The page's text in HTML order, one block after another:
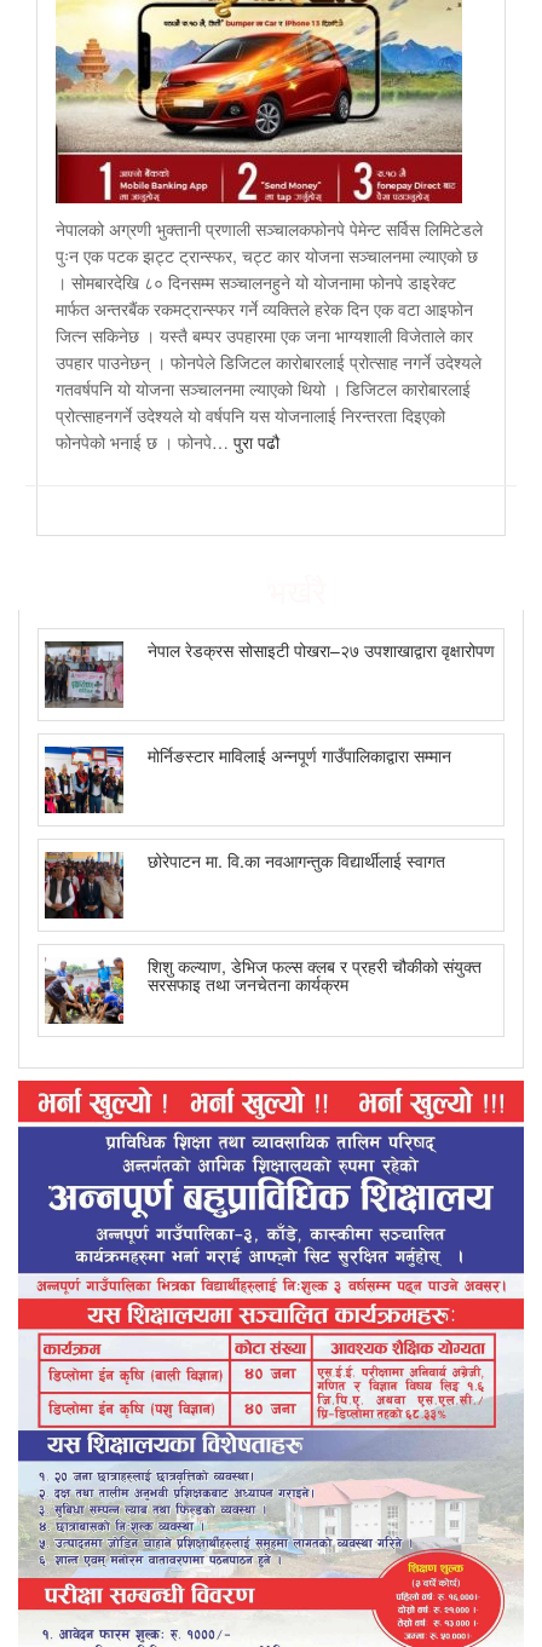
नेपालको अग्रणी भुक्तानी प्रणाली सञ्चालकफोनपे पेमेन्ट सर्विस लिमिटेडले
पुःन एक पटक झट्ट ट्रान्स्फर, चट्ट कार योजना सञ्चालनमा ल्याएको छ
। सोमबारदेखि ८० दिनसम्म सञ्चालनहुने यो योजनामा फोनपे डाइरेक्ट
मार्फत अन्तरबैंक रकमट्रान्स्फर गर्ने व्यक्तिले हरेक दिन एक वटा आइफोन
जित्न सकिनेछ । यस्तै बम्पर उपहारमा एक जना भाग्यशाली विजेताले कार
उपहार पाउनेछन् । फोनपेले डिजिटल कारोबारलाई प्रोत्साह नगर्ने उदेश्यले
गतवर्षपनि यो योजना सञ्चालनमा ल्याएको थियो । डिजिटल कारोबारलाई
प्रोत्साहनगर्ने उदेश्यले यो वर्षपनि यस योजनालाई निरन्तरता दिइएको
फोनपेको भनाई छ । फोनपे… पुरा पढौ
नेपाल रेडक्रस सोसाइटी पोखरा–२७ उपशाखाद्वारा वृक्षारोपण
मोर्निङस्टार माविलाई अन्नपूर्ण गाउँपालिकाद्वारा सम्मान
छोरेपाटन मा. वि.का नवआगन्तुक विद्यार्थीलाई स्वागत
शिशु कल्याण, डेभिज फल्स क्लब र प्रहरी चौकीको संयुक्त
सरसफाइ तथा जनचेतना कार्यक्रम